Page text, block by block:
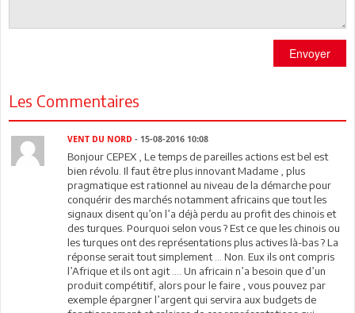
Envoyer
Les Commentaires
VENT DU NORD - 15-08-2016 10:08
Bonjour CEPEX , Le temps de pareilles actions est bel est
bien révolu. Il faut être plus innovant Madame , plus
pragmatique est rationnel au niveau de la démarche pour
conquérir des marchés notamment africains que tout les
signaux disent qu’on l’a déjà perdu au profit des chinois et
des turques. Pourquoi selon vous ? Est ce que les chinois ou
les turques ont des représentations plus actives là-bas ? La
réponse serait tout simplement … Non. Eux ils ont compris
l’Afrique et ils ont agit …. Un africain n’a besoin que d’un
produit compétitif, alors pour le faire , vous pouvez par
exemple épargner l’argent qui servira aux budgets de